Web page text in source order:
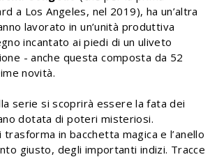
a Los Angeles, nel 2019), ha un’altra
lavorato in un’unità produttiva
incantato ai piedi di un uliveto
- anche questa composta da 52
novità.
serie si scoprirà essere la fata dei
dotata di poteri misteriosi.
in bacchetta magica e l’anello
giusto, degli importanti indizi. Tracce